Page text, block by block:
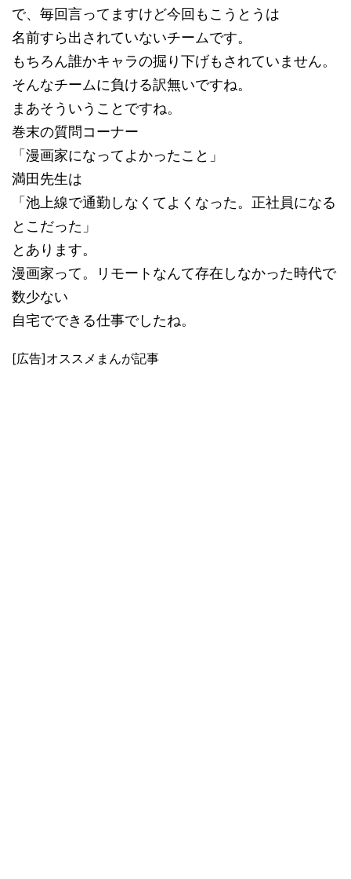
で、毎回言ってますけど今回もこうとうは
名前すら出されていないチームです。
もちろん誰かキャラの掘り下げもされていません。
そんなチームに負ける訳無いですね。
まあそういうことですね。
巻末の質問コーナー
「漫画家になってよかったこと」
満田先生は
「池上線で通勤しなくてよくなった。正社員になる
とこだった」
とあります。
漫画家って。リモートなんて存在しなかった時代で
数少ない
自宅でできる仕事でしたね。
[広告]オススメまんが記事